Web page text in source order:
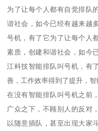
为了让每个人都有自觉排队
谐社会，如今已经有越来越
号机，有了它为了让每个人
素质，创建和谐社会，如今
江科技智能排队叫号机，有
善，工作效率得到了提升，智
在没有智能排队叫号机之前
广众之下，不顾别人的反对
以随意插队，甚至出现大家